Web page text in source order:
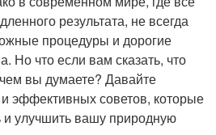
результата, не всегда
процедуры и дорогие
Но что если вам сказать, что
вы думаете? Давайте
эффективных советов, которые
и улучшить вашу природную